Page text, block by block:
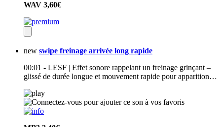
WAV 3,60€
new swipe freinage arrivée long rapide
00:01 - LESF | Effet sonore rappelant un freinage grinçant –
glissé de durée longue et mouvement rapide pour apparition…